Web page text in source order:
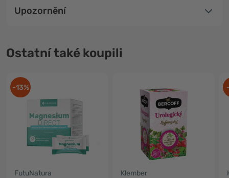
Upozornění
Ostatní také koupili
-13%
FutuNatura Klember